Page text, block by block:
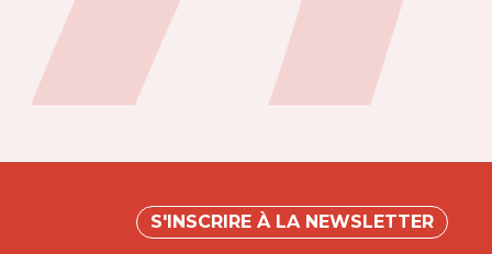
S'INSCRIRE À LA NEWSLETTER